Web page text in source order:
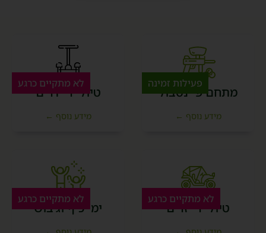
מתחם פיינטבול
מידע נוסף ←
פעילות זמינה
טיולי ריידרים
מידע נוסף ←
לא מתקיים כרגע
טיולי רייזרים
לא מתקיים כרגע
ימי כיף וגיבוש
לא מתקיים כרגע